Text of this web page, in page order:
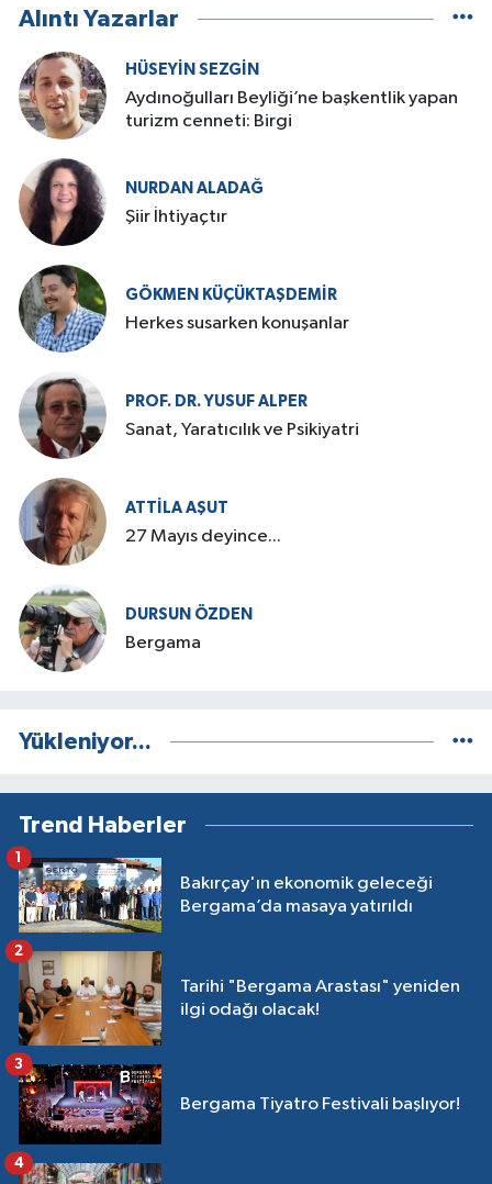
Alıntı Yazarlar
HÜSEYIN SEZGIN
Aydınoğulları Beyliği’ne başkentlik yapan
turizm cenneti: Birgi
NURDAN ALADAĞ
Şiir İhtiyaçtır
GÖKMEN KÜÇÜKTAŞDEMIR
Herkes susarken konuşanlar
PROF. DR. YUSUF ALPER
Sanat, Yaratıcılık ve Psikiyatri
ATTILA AŞUT
27 Mayıs deyince...
DURSUN ÖZDEN
Bergama
Yükleniyor...
Trend Haberler
Bakırçay'ın ekonomik geleceği
Bergama’da masaya yatırıldı
1
Tarihi "Bergama Arastası" yeniden
ilgi odağı olacak!
2
Bergama Tiyatro Festivali başlıyor!
3
4